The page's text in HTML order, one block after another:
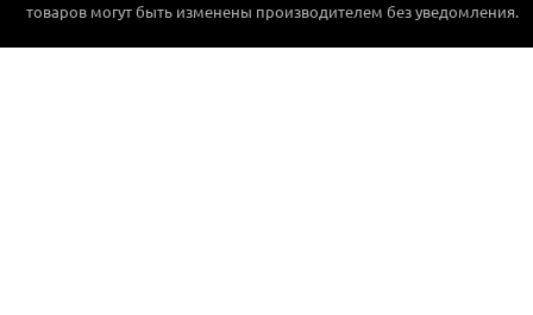
товаров могут быть изменены производителем без уведомления.